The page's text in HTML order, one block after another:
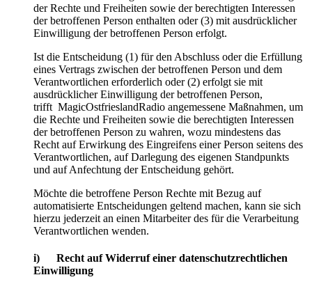
der Rechte und Freiheiten sowie der berechtigten Interessen
der betroffenen Person enthalten oder (3) mit ausdrücklicher
Einwilligung der betroffenen Person erfolgt.
Ist die Entscheidung (1) für den Abschluss oder die Erfüllung
eines Vertrags zwischen der betroffenen Person und dem
Verantwortlichen erforderlich oder (2) erfolgt sie mit
ausdrücklicher Einwilligung der betroffenen Person,
trifft MagicOstfrieslandRadio angemessene Maßnahmen, um
die Rechte und Freiheiten sowie die berechtigten Interessen
der betroffenen Person zu wahren, wozu mindestens das
Recht auf Erwirkung des Eingreifens einer Person seitens des
Verantwortlichen, auf Darlegung des eigenen Standpunkts
und auf Anfechtung der Entscheidung gehört.
Möchte die betroffene Person Rechte mit Bezug auf
automatisierte Entscheidungen geltend machen, kann sie sich
hierzu jederzeit an einen Mitarbeiter des für die Verarbeitung
Verantwortlichen wenden.
i) Recht auf Widerruf einer datenschutzrechtlichen
Einwilligung